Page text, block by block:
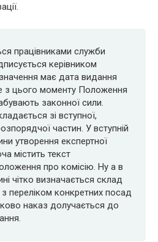
працівниками служби
керівником
має дата видання
з цього моменту Положення
законної сили.
зі вступної,
частин. У вступній
утворення експертної
містить текст
про комісію. Ну а в
чітко визначається склад
з переліком конкретних посад
наказ долучається до